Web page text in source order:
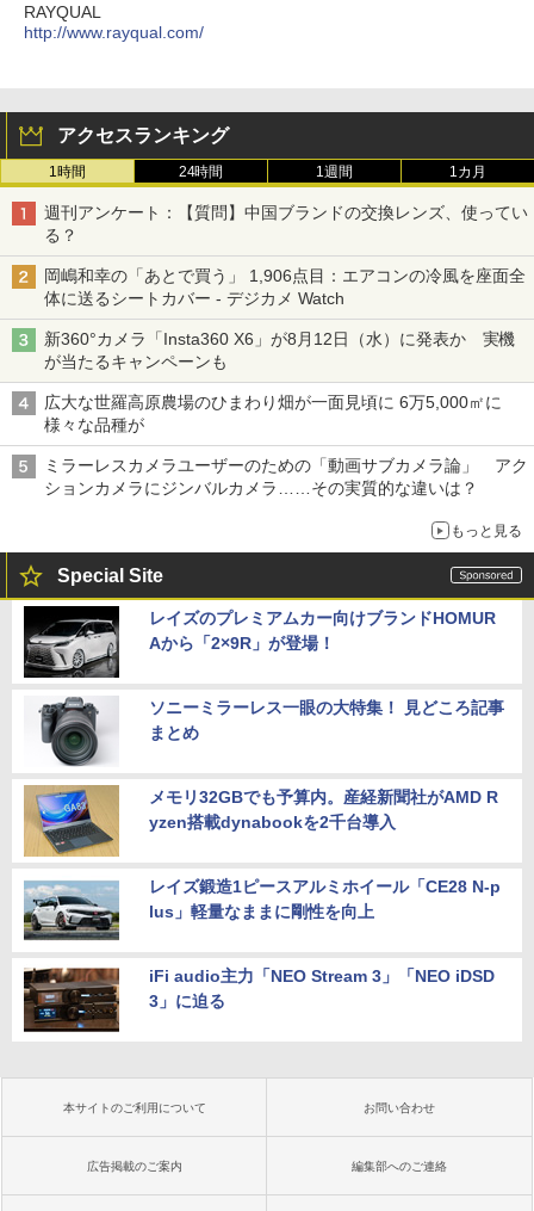
RAYQUAL
http://www.rayqual.com/
アクセスランキング
1時間 24時間 1週間 1カ月
週刊アンケート：【質問】中国ブランドの交換レンズ、使ってい
る？
岡嶋和幸の「あとで買う」 1,906点目：エアコンの冷風を座面全
体に送るシートカバー - デジカメ Watch
新360°カメラ「Insta360 X6」が8月12日（水）に発表か 実機
が当たるキャンペーンも
広大な世羅高原農場のひまわり畑が一面見頃に 6万5,000㎡に
様々な品種が
ミラーレスカメラユーザーのための「動画サブカメラ論」 アク
ションカメラにジンバルカメラ……その実質的な違いは？
もっと見る
Special Site
レイズのプレミアムカー向けブランドHOMUR
Aから「2×9R」が登場！
ソニーミラーレス一眼の大特集！ 見どころ記事
まとめ
メモリ32GBでも予算内。産経新聞社がAMD R
yzen搭載dynabookを2千台導入
レイズ鍛造1ピースアルミホイール「CE28 N-p
lus」軽量なままに剛性を向上
iFi audio主力「NEO Stream 3」「NEO iDSD
3」に迫る
本サイトのご利用について お問い合わせ
広告掲載のご案内 編集部へのご連絡